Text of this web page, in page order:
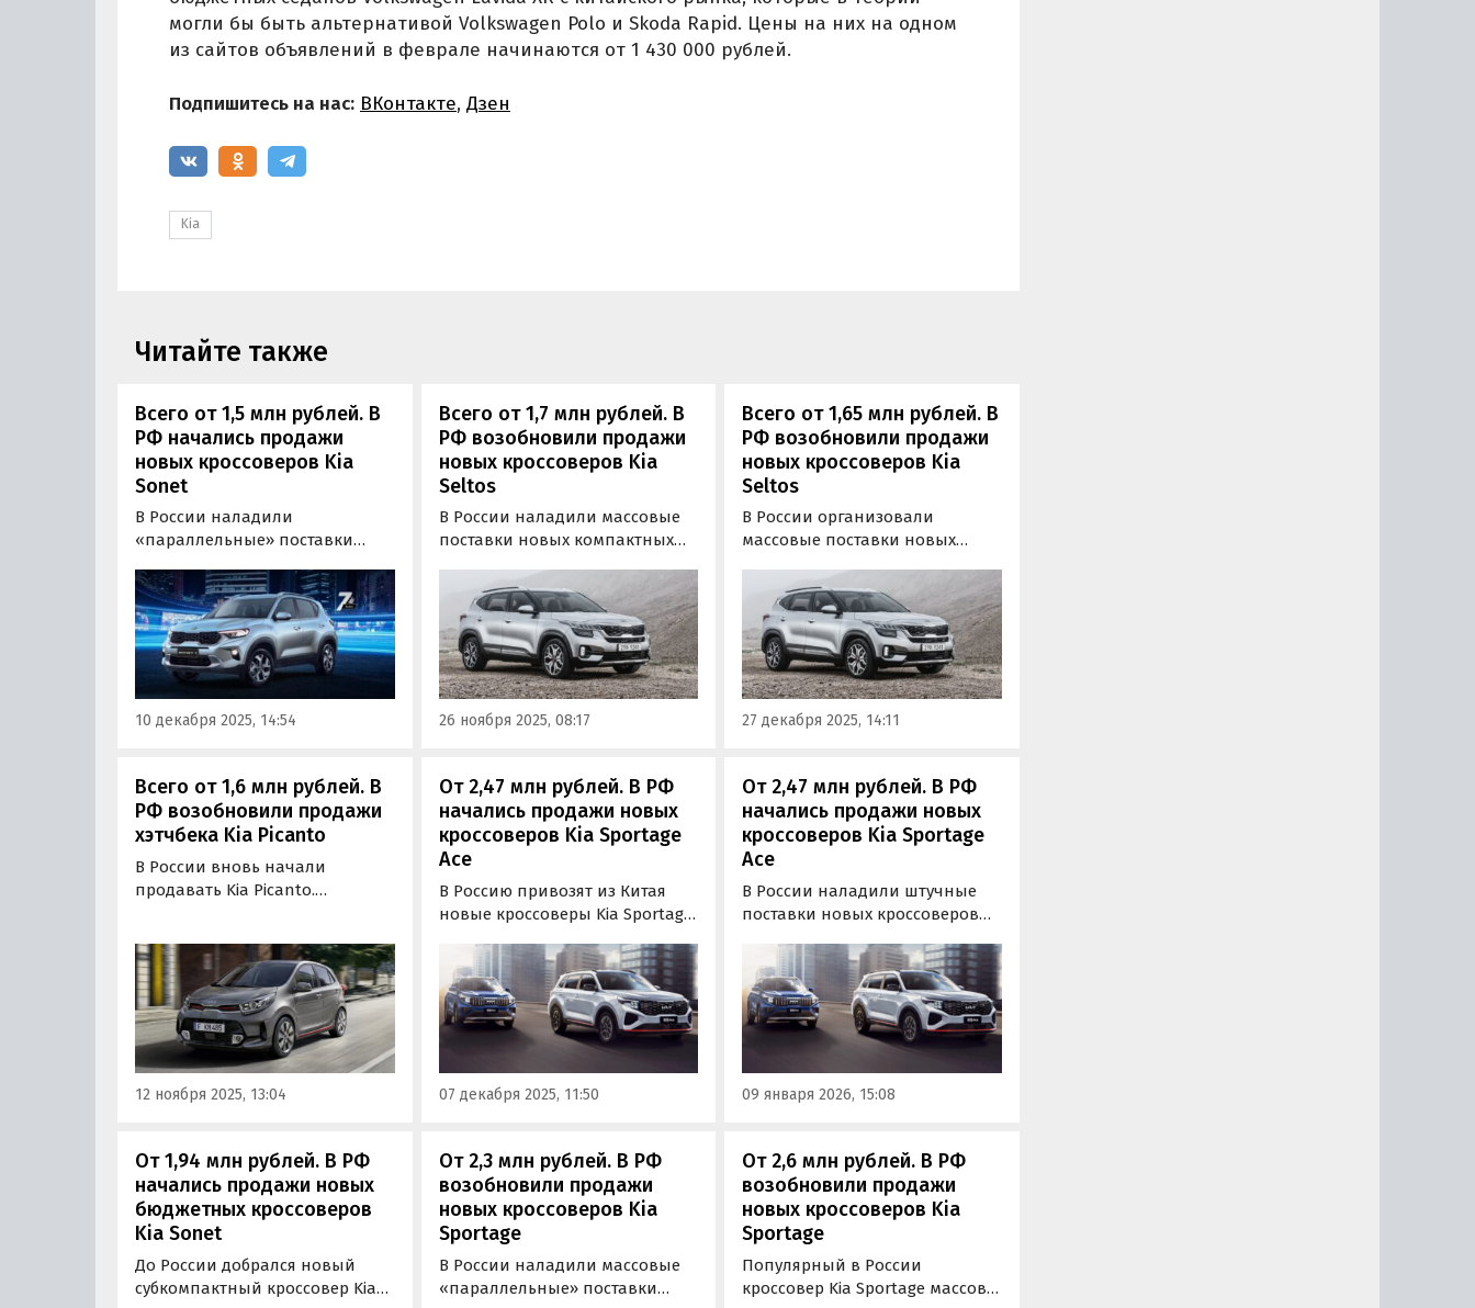
могли бы быть альтернативой Volkswagen Polo и Skoda Rapid. Цены на них на одном
из сайтов объявлений в феврале начинаются от 1 430 000 рублей.
Подпишитесь на нас: ВКонтакте, Дзен
Kia
Читайте также
Всего от 1,5 млн рублей. В
РФ начались продажи
новых кроссоверов Kia
Sonet
В России наладили
«параллельные» поставки
компактных кроссоверов Kia
Sonet. Эти миниатюрные
паркетники длиной менее
четырех метров возят к нам в
основном под заказ, а цены на
них на одном из классифайдов
в декабре стартуют от 1…
10 декабря 2025, 14:54
Всего от 1,7 млн рублей. В
РФ возобновили продажи
новых кроссоверов Kia
Seltos
В России наладили массовые
поставки новых компактных
еще недавно выпускались на
калининградском «Автоторе».
Их возят к нам из Китая и
Казахстана, а цены на них на
одном из сайтов объявлений
начинаются от 1 710 000…
26 ноября 2025, 08:17
Всего от 1,65 млн рублей. В
РФ возобновили продажи
новых кроссоверов Kia
Seltos
В России организовали
массовые поставки новых
китайского производства,
которые раньше выпускались
на калининградском заводе
«Автотор».
27 декабря 2025, 14:11
Всего от 1,6 млн рублей. В
РФ возобновили продажи
хэтчбека Kia Picanto
В России вновь начали
продавать Kia Picanto.
приедет в Новороссийск из
ОАЭ, но заказать его можно уже
сейчас по цене 1 600 000
рублей, сообщает портал
«Автоновости дня».
12 ноября 2025, 13:04
От 2,47 млн рублей. В РФ
начались продажи новых
кроссоверов Kia Sportage
Ace
В Россию привозят из Китая
новые кроссоверы Kia Sportage
на китайском рынке. В
продаже есть версии как с
атмосферным, так и с
турбированным двигателем, а
цены на модель на одном из
классифайдов стартуют от 2 470
000…
07 декабря 2025, 11:50
От 2,47 млн рублей. В РФ
начались продажи новых
кроссоверов Kia Sportage
Ace
В России наладили штучные
поставки новых кроссоверов
производятся на совместном
предприятии Dongfeng‑Kia
(Yueda Kia) в Китае и продаются
только на китайском рынке.
09 января 2026, 15:08
От 1,94 млн рублей. В РФ
начались продажи новых
бюджетных кроссоверов
Kia Sonet
До России добрался новый
субкомпактный кроссовер Kia
От 2,3 млн рублей. В РФ
возобновили продажи
новых кроссоверов Kia
Sportage
В России наладили массовые
«параллельные» поставки
От 2,6 млн рублей. В РФ
возобновили продажи
новых кроссоверов Kia
Sportage
Популярный в России
кроссовер Kia Sportage массово